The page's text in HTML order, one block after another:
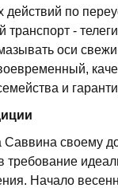
по
-
оси
и
своему
требование
Начало